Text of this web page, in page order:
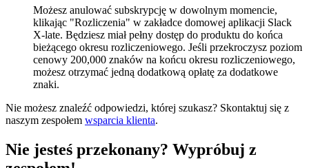
Możesz anulować subskrypcję w dowolnym momencie,
klikając "Rozliczenia" w zakładce domowej aplikacji Slack
X-late. Będziesz miał pełny dostęp do produktu do końca
bieżącego okresu rozliczeniowego. Jeśli przekroczysz poziom
cenowy 200,000 znaków na końcu okresu rozliczeniowego,
możesz otrzymać jedną dodatkową opłatę za dodatkowe
znaki.
Nie możesz znaleźć odpowiedzi, której szukasz? Skontaktuj się z
naszym zespołem wsparcia klienta.
Nie jesteś przekonany? Wypróbuj z